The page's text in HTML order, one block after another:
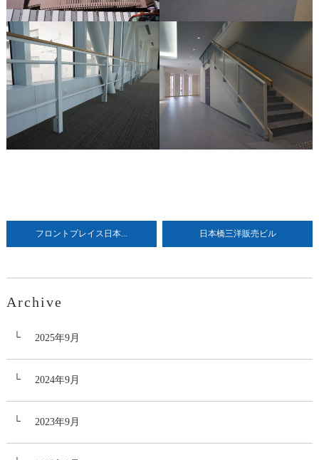
フロントプレイス日本... 日本橋三洋販売ビル
Archive
2025年9月
2024年9月
2023年9月